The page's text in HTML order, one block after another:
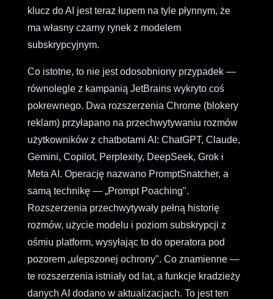
klucz do AI jest teraz łupem na tyle płynnym, że
ma własny czarny rynek z modelem
subskrypcyjnym.
Co istotne, to nie jest odosobniony przypadek —
równolegle z kampanią JetBrains wykryto coś
pokrewnego. Dwa rozszerzenia Chrome (blokery
reklam) przyłapano na przechwytywaniu rozmów
użytkowników z chatbotami AI: ChatGPT, Claude,
Gemini, Copilot, Perplexity, DeepSeek, Grok i
Meta AI. Operację nazwano PromptSnatcher, a
samą technikę — „Prompt Poaching".
Rozszerzenia przechwytywały pełną historię
rozmów, użycie modelu i poziom subskrypcji z
ośmiu platform, wysyłając to do operatora pod
pozorem „ulepszonej ochrony". Co znamienne —
te rozszerzenia istniały od lat, a funkcje kradzieży
danych AI dodano w aktualizacjach. To jest ten